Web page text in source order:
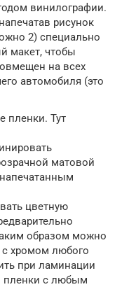
винилографии.
рисунок
2) специально
макет, чтобы
на всех
автомобиля (это
пленки. Тут
матовой
цветную
образом можно
хромом любого
при ламинации
пленки с любым